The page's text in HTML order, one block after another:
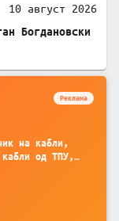
10 август 2026
Богдановски
Реклама
на кабли,
од ТПУ,
без
комплет